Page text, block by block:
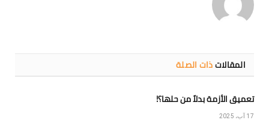
المقالاتذات الصلة
تعميق الأزمة بدلاً من حلها؟!
17 آب، 2025